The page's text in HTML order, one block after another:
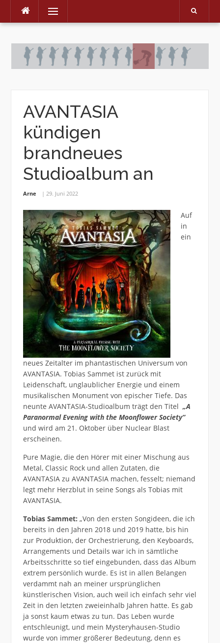
Skip
Menu
AVANTASIA
kündigen
brandneues
Studioalbum an
Arne 29. Juni 2022
Auf
in
ein
neues Zeitalter im phantastischen Universum von
AVANTASIA. Tobias Sammet ist zurück mit
Leidenschaft, unglaublicher Energie und einem
musikalischen Monument von epischer Tiefe. Das
neunte AVANTASIA-Studioalbum trägt den Titel „A
Paranormal Evening with the Moonflower Society“
und wird am 21. Oktober über Nuclear Blast
erscheinen.
Pure Magie, die den Hörer mit einer Mischung aus
Metal, Classic Rock und allen Zutaten, die
AVANTASIA zu AVANTASIA machen, fesselt; niemand
legt mehr Herzblut in seine Songs als Tobias mit
AVANTASIA.
Tobias Sammet: „Von den ersten Songideen, die ich
bereits in den Jahren 2018 und 2019 hatte, bis hin
zur Produktion, der Orchestrierung, den Keyboards,
Arrangements und Details war ich in sämtliche
Arbeitsschritte so tief eingebunden, dass das Album
extrem persönlich wurde. Es ist in allen Belangen
verdammt nah an meiner ursprünglichen
künstlerischen Vision, auch weil ich einfach sehr viel
Zeit in den letzten zweieinhalb Jahren hatte. Es gab
ja sonst kaum etwas zu tun. Das Leben wurde
entschleunigt, und mein Mysteryhausen-Studio
wurde von immer größerer Bedeutung, denn es